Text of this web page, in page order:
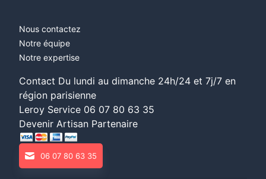
Nous contactez
Notre équipe
Notre expertise
Contact Du lundi au dimanche 24h/24 et 7j/7 en
région parisienne
Leroy Service 06 07 80 63 35
Devenir Artisan Partenaire
06 07 80 63 35